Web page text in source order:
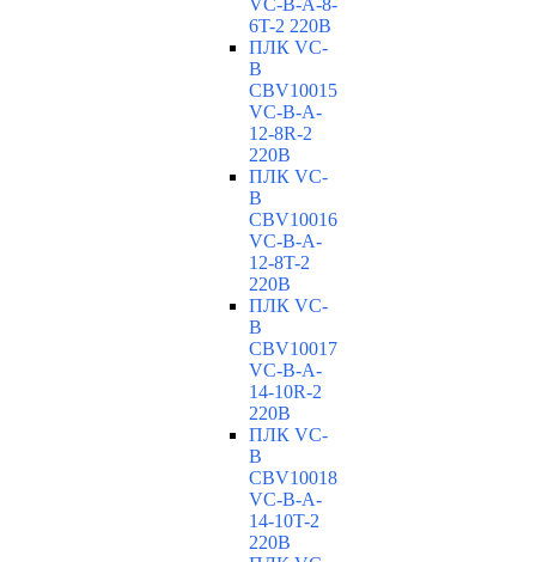
VC-В-A-8-
6T-2 220В
ПЛК VC-
B
CBV10015
VC-В-A-
12-8R-2
220В
ПЛК VC-
B
CBV10016
VC-В-A-
12-8T-2
220В
ПЛК VC-
B
CBV10017
VC-В-A-
14-10R-2
220В
ПЛК VC-
B
CBV10018
VC-В-A-
14-10T-2
220В